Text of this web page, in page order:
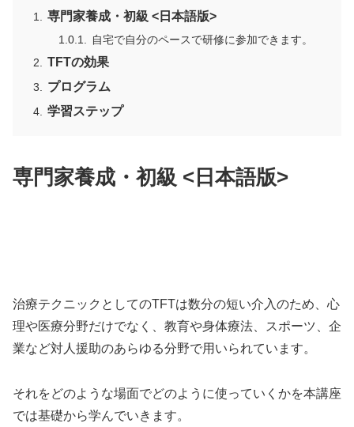
専門家養成・初級 <日本語版>
自宅で自分のペースで研修に参加できます。
TFTの効果
プログラム
学習ステップ
専門家養成・初級 <日本語版>
治療テクニックとしてのTFTは数分の短い介入のため、心
理や医療分野だけでなく、教育や身体療法、スポーツ、企
業など対人援助のあらゆる分野で用いられています。
それをどのような場面でどのように使っていくかを本講座
では基礎から学んでいきます。